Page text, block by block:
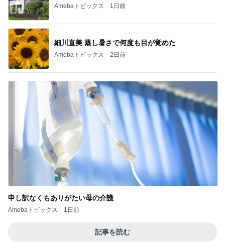
Amebaトピックス 1日前
細川直美 蒸し暑さで何度も目が覚めた
Amebaトピックス 2日前
申し訳なくもありがたい母の介護
Amebaトピックス 1日前
記事を読む